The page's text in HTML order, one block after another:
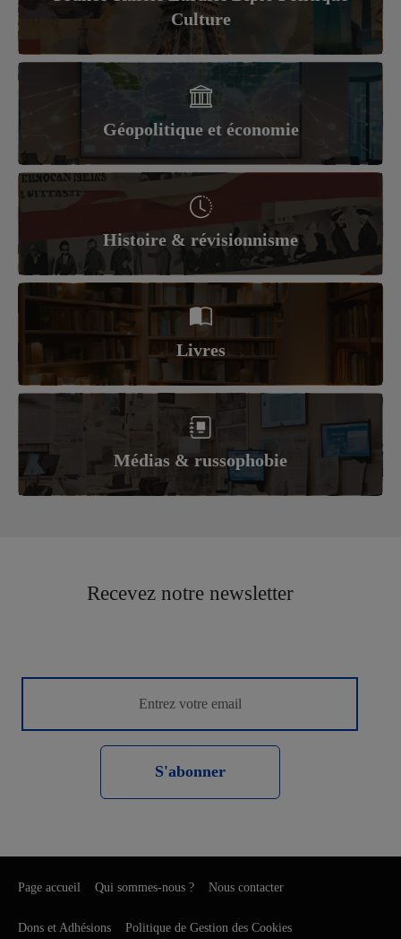
Culture
Géopolitique et économie
Histoire & révisionnisme
Livres
Médias & russophobie
Recevez notre newsletter
S'abonner
Page accueil Qui sommes-nous ? Nous contacter
Dons et Adhésions Politique de Gestion des Cookies